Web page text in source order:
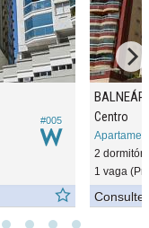
#005 Centro
2
1 vaga